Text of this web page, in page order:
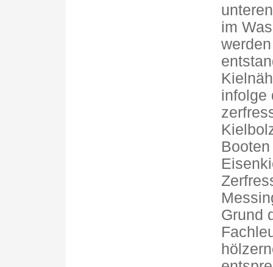
im
infolge
Grund